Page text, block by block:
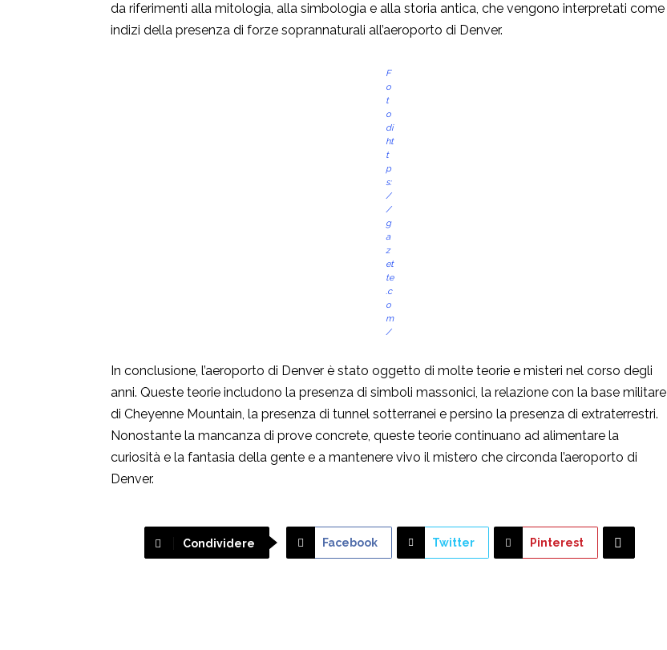
da riferimenti alla mitologia, alla simbologia e alla storia antica, che vengono interpretati come
indizi della presenza di forze soprannaturali all’aeroporto di Denver.
F
o
t
o
di
ht
t
p
s:
/
/
g
a
z
et
te
.c
o
m
/
In conclusione, l’aeroporto di Denver è stato oggetto di molte teorie e misteri nel corso degli
anni. Queste teorie includono la presenza di simboli massonici, la relazione con la base militare
di Cheyenne Mountain, la presenza di tunnel sotterranei e persino la presenza di extraterrestri.
Nonostante la mancanza di prove concrete, queste teorie continuano ad alimentare la
curiosità e la fantasia della gente e a mantenere vivo il mistero che circonda l’aeroporto di
Denver.
Condividere Facebook Twitter Pinterest